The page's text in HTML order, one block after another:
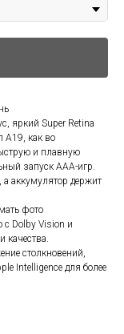
яркий Super Retina
A19, как во
и плавную
запуск AAA-игр.
аккумулятор держит
фото
с Dolby Vision и
качества.
столкновений,
Intelligence для более